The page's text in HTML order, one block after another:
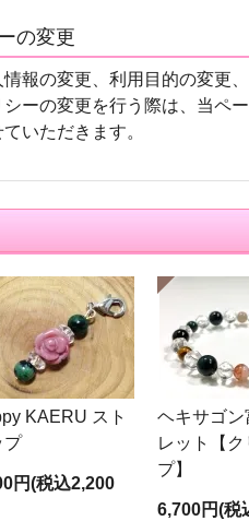
の変更
報の変更、利用目的の変更、
ーの変更を行う際は、当ペー
いただきます。
KAERU スト
プ
円(税込2,200
ヘキサゴン
レット【
プ】
6,700円(税